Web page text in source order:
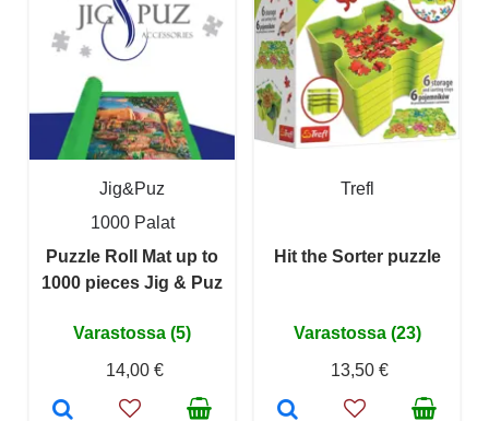
Jig&Puz
1000 Palat
Puzzle Roll Mat up to
1000 pieces Jig & Puz
Varastossa (5)
14,00 €
Trefl
Hit the Sorter puzzle
Varastossa (23)
13,50 €